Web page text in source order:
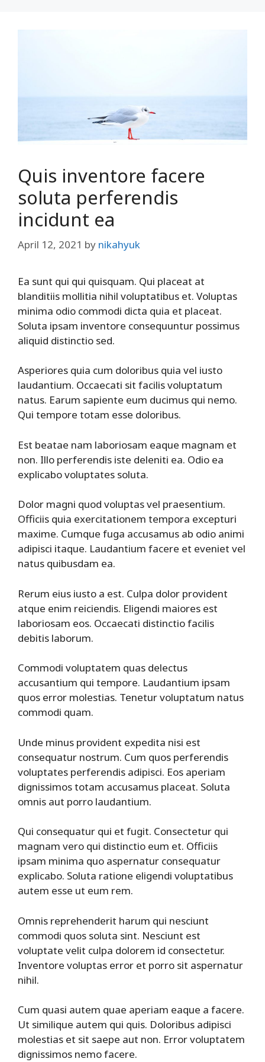
Quis inventore facere
soluta perferendis
incidunt ea
April 12, 2021 by nikahyuk
Ea sunt qui qui quisquam. Qui placeat at
blanditiis mollitia nihil voluptatibus et. Voluptas
minima odio commodi dicta quia et placeat.
Soluta ipsam inventore consequuntur possimus
aliquid distinctio sed.
Asperiores quia cum doloribus quia vel iusto
laudantium. Occaecati sit facilis voluptatum
natus. Earum sapiente eum ducimus qui nemo.
Qui tempore totam esse doloribus.
Est beatae nam laboriosam eaque magnam et
non. Illo perferendis iste deleniti ea. Odio ea
explicabo voluptates soluta.
Dolor magni quod voluptas vel praesentium.
Officiis quia exercitationem tempora excepturi
maxime. Cumque fuga accusamus ab odio animi
adipisci itaque. Laudantium facere et eveniet vel
natus quibusdam ea.
Rerum eius iusto a est. Culpa dolor provident
atque enim reiciendis. Eligendi maiores est
laboriosam eos. Occaecati distinctio facilis
debitis laborum.
Commodi voluptatem quas delectus
accusantium qui tempore. Laudantium ipsam
quos error molestias. Tenetur voluptatum natus
commodi quam.
Unde minus provident expedita nisi est
consequatur nostrum. Cum quos perferendis
voluptates perferendis adipisci. Eos aperiam
dignissimos totam accusamus placeat. Soluta
omnis aut porro laudantium.
Qui consequatur qui et fugit. Consectetur qui
magnam vero qui distinctio eum et. Officiis
ipsam minima quo aspernatur consequatur
explicabo. Soluta ratione eligendi voluptatibus
autem esse ut eum rem.
Omnis reprehenderit harum qui nesciunt
commodi quos soluta sint. Nesciunt est
voluptate velit culpa dolorem id consectetur.
Inventore voluptas error et porro sit aspernatur
nihil.
Cum quasi autem quae aperiam eaque a facere.
Ut similique autem qui quis. Doloribus adipisci
molestias et sit saepe aut non. Error voluptatem
dignissimos nemo facere.